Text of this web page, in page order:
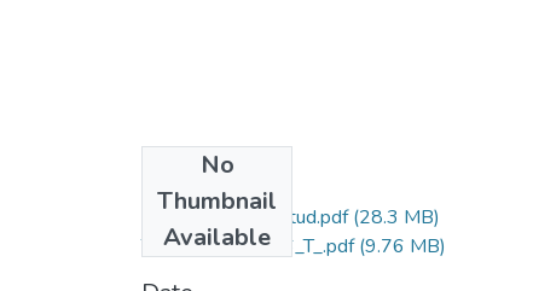
No
Thumbnail
Available
Grado de Similitud.pdf(28.3 MB)
T036_71479796_T_.pdf(9.76 MB)